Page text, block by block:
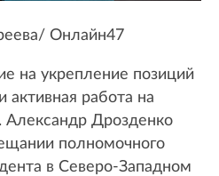
Oнлайн47
на укрепление позиций
активная работа на
Дрозденко
полномочного
в Северо-Западном